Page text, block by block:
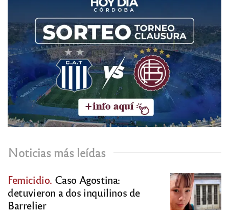
Noticias más leídas
Femicidio. Caso Agostina:
detuvieron a dos inquilinos de
Barrelier